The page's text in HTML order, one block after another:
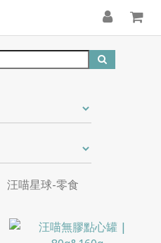
汪喵星球-零食